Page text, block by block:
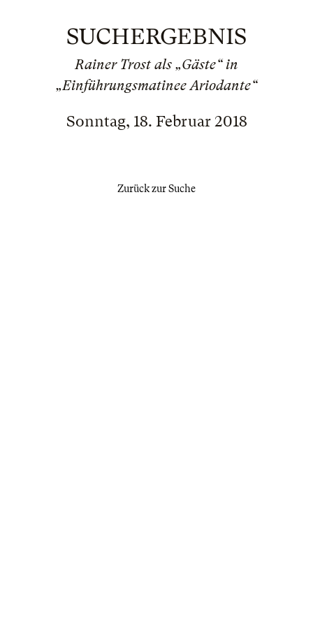
SUCHERGEBNIS
Rainer Trost als „Gäste“ in
„Einführungsmatinee Ariodante“
Sonntag, 18. Februar 2018
Zurück zur Suche